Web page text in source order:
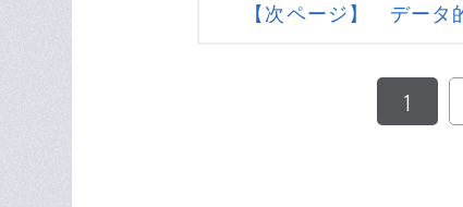
【次ページ】 データ
1